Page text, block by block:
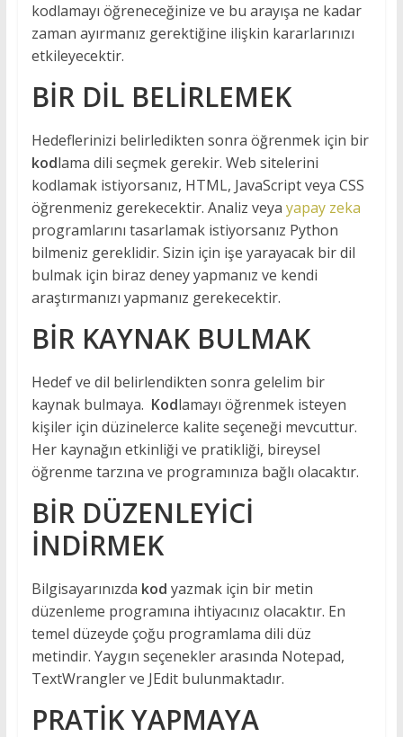
kodlamayı öğreneceğinize ve bu arayışa ne kadar
zaman ayırmanız gerektiğine ilişkin kararlarınızı
etkileyecektir.
BİR DİL BELİRLEMEK
Hedeflerinizi belirledikten sonra öğrenmek için bir
kodlama dili seçmek gerekir. Web sitelerini
kodlamak istiyorsanız, HTML, JavaScript veya CSS
öğrenmeniz gerekecektir. Analiz veya yapay zeka
programlarını tasarlamak istiyorsanız Python
bilmeniz gereklidir. Sizin için işe yarayacak bir dil
bulmak için biraz deney yapmanız ve kendi
araştırmanızı yapmanız gerekecektir.
BİR KAYNAK BULMAK
Hedef ve dil belirlendikten sonra gelelim bir
kaynak bulmaya. Kodlamayı öğrenmek isteyen
kişiler için düzinelerce kalite seçeneği mevcuttur.
Her kaynağın etkinliği ve pratikliği, bireysel
öğrenme tarzına ve programınıza bağlı olacaktır.
BİR DÜZENLEYİCİ
İNDİRMEK
Bilgisayarınızda kod yazmak için bir metin
düzenleme programına ihtiyacınız olacaktır. En
temel düzeyde çoğu programlama dili düz
metindir. Yaygın seçenekler arasında Notepad,
TextWrangler ve JEdit bulunmaktadır.
PRATİK YAPMAYA